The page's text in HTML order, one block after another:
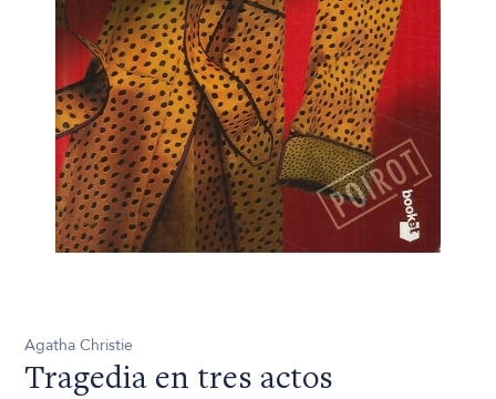
Agatha Christie
Tragedia en tres actos